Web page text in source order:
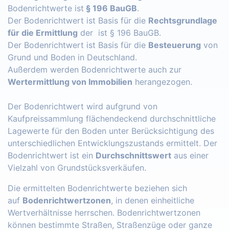
Bodenrichtwerte ist § 196 BauGB.
Der Bodenrichtwert ist Basis für die Rechtsgrundlage
für die Ermittlung der ist § 196 BauGB.
Der Bodenrichtwert ist Basis für die Besteuerung von
Grund und Boden in Deutschland.
Außerdem werden Bodenrichtwerte auch zur
Wertermittlung von Immobilien herangezogen.
Der Bodenrichtwert wird aufgrund von
Kaufpreissammlung flächendeckend durchschnittliche
Lagewerte für den Boden unter Berücksichtigung des
unterschiedlichen Entwicklungszustands ermittelt. Der
Bodenrichtwert ist ein Durchschnittswert aus einer
Vielzahl von Grundstücksverkäufen.
Die ermittelten Bodenrichtwerte beziehen sich
auf Bodenrichtwertzonen, in denen einheitliche
Wertverhältnisse herrschen. Bodenrichtwertzonen
können bestimmte Straßen, Straßenzüge oder ganze